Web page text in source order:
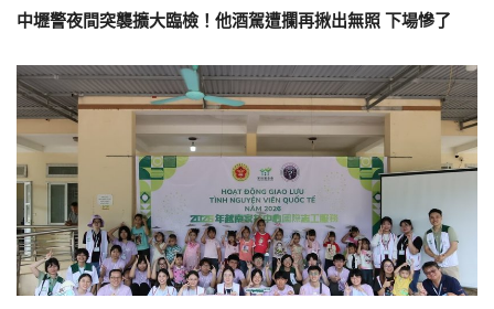
中壢警夜間突襲擴大臨檢！他酒駕遭攔再揪出無照 下場慘了